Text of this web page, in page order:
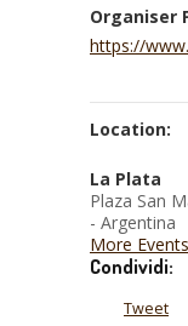
Organiser
https://
Location:
La Plata
Plaza San
- Argentina
More
Condividi:
Tweet